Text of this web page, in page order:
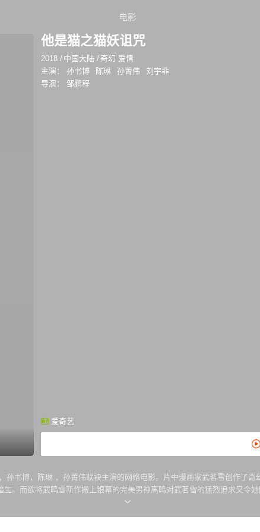
电影
他是猫之猫妖诅咒
2018 / 中国大陆 / 奇幻 爱情
主演：
孙书博 陈琳 孙菁伟
刘宇菲
导演：
邹鹏程
爱奇艺
孙书博，陈琳 ，孙菁伟联袂主演的网络电影。片中漫画家武茗雪创作了
。而欲将武鸣雪新作搬上银幕的完美男神离鸣对武茗雪的猛烈追求又令
鸣接近武茗雪皆是为了得到武氏后人的真爱之血，以解开封印猫妖女王